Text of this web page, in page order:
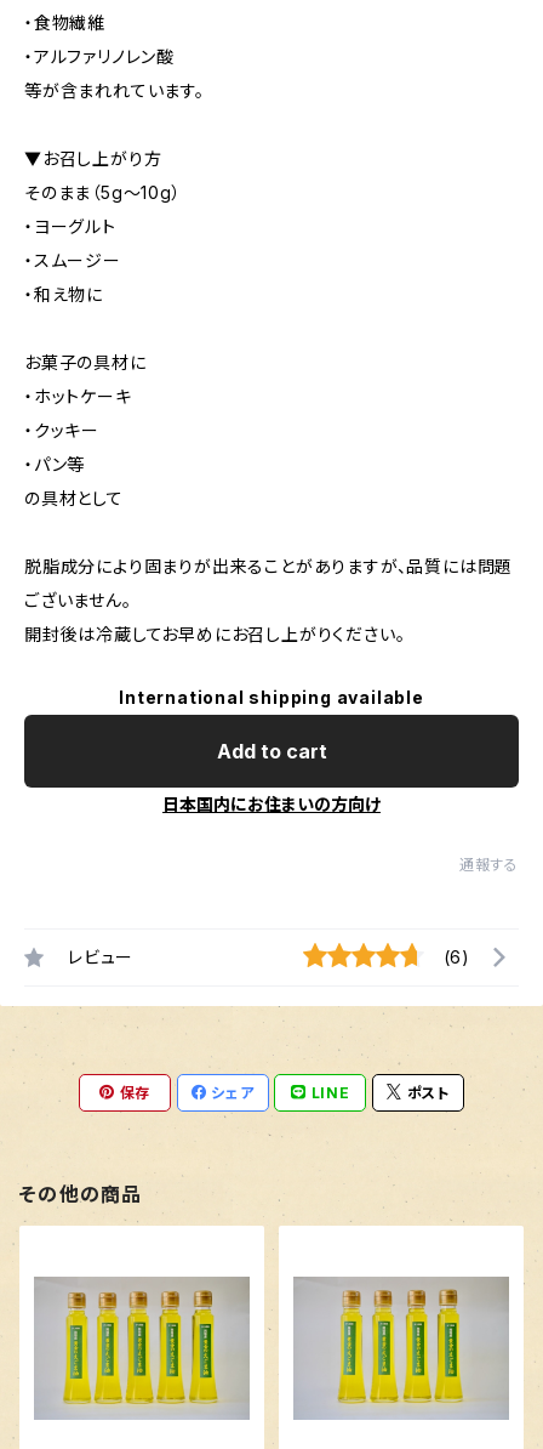
・食物繊維
・アルファリノレン酸
等が含まれれています。
▼お召し上がり方
そのまま（5g〜10g）
・ヨーグルト
・スムージー
・和え物に
お菓子の具材に
・ホットケーキ
・クッキー
・パン等
の具材として
脱脂成分により固まりが出来ることがありますが、品質には問題
ございません。
開封後は冷蔵してお早めにお召し上がりください。
International shipping available
Add to cart
日本国内にお住まいの方向け
通報する
レビュー (6)
保存 シェア LINE ポスト
その他の商品